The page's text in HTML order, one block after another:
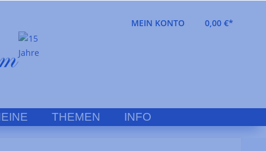
MEIN KONTO
0,00 €*
THEMEN INFO